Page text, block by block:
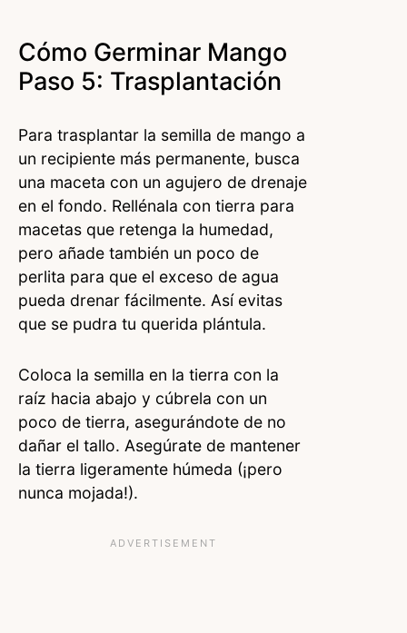
Cómo Germinar Mango
Paso 5: Trasplantación
Para trasplantar la semilla de mango a
un recipiente más permanente, busca
una maceta con un agujero de drenaje
en el fondo. Rellénala con tierra para
macetas que retenga la humedad,
pero añade también un poco de
perlita para que el exceso de agua
pueda drenar fácilmente. Así evitas
que se pudra tu querida plántula.
Coloca la semilla en la tierra con la
raíz hacia abajo y cúbrela con un
poco de tierra, asegurándote de no
dañar el tallo. Asegúrate de mantener
la tierra ligeramente húmeda (¡pero
nunca mojada!).